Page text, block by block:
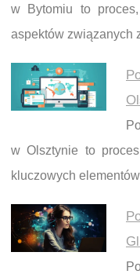
w Bytomiu to
aspektów związanych
w Olsztynie to
kluczowych